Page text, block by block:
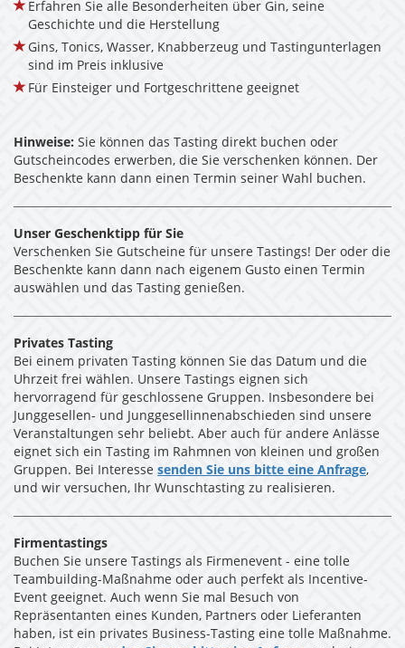
Erfahren Sie alle Besonderheiten über Gin, seine
Geschichte und die Herstellung
Gins, Tonics, Wasser, Knabberzeug und Tastingunterlagen
sind im Preis inklusive
Für Einsteiger und Fortgeschrittene geeignet
Hinweise: Sie können das Tasting direkt buchen oder
Gutscheincodes erwerben, die Sie verschenken können. Der
Beschenkte kann dann einen Termin seiner Wahl buchen.
Unser Geschenktipp für Sie
Verschenken Sie Gutscheine für unsere Tastings! Der oder die
Beschenkte kann dann nach eigenem Gusto einen Termin
auswählen und das Tasting genießen.
Privates Tasting
Bei einem privaten Tasting können Sie das Datum und die
Uhrzeit frei wählen. Unsere Tastings eignen sich
hervorragend für geschlossene Gruppen. Insbesondere bei
Junggesellen- und Junggesellinnenabschieden sind unsere
Veranstaltungen sehr beliebt. Aber auch für andere Anlässe
eignet sich ein Tasting im Rahmnen von kleinen und großen
Gruppen. Bei Interesse senden Sie uns bitte eine Anfrage,
und wir versuchen, Ihr Wunschtasting zu realisieren.
Firmentastings
Buchen Sie unsere Tastings als Firmenevent - eine tolle
Teambuilding-Maßnahme oder auch perfekt als Incentive-
Event geeignet. Auch wenn Sie mal Besuch von
Repräsentanten eines Kunden, Partners oder Lieferanten
haben, ist ein privates Business-Tasting eine tolle Maßnahme.